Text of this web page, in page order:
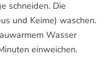
schneiden. Die
und Keime) waschen.
Wasser
einweichen.